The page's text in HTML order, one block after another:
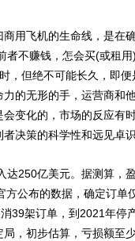
飞机的生命线，是在
者不赚钱，怎会买(或租
，但绝不可能长久，即
的无形的手，运营商和
变化的，市场的反应有
决策的科学性和远见卓
250亿美元。据测算，
方公布的数据，确定订单
39架订单，到2021年停
，初步估算，亏损额至少